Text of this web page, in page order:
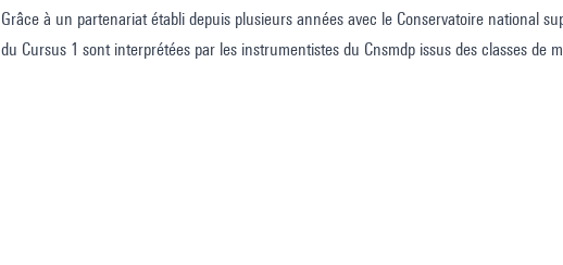
Grâce à un partenariat établi depuis plusieurs années avec le Conservatoire national
du Cursus 1 sont interprétées par les instrumentistes du Cnsmdp issus des classes de